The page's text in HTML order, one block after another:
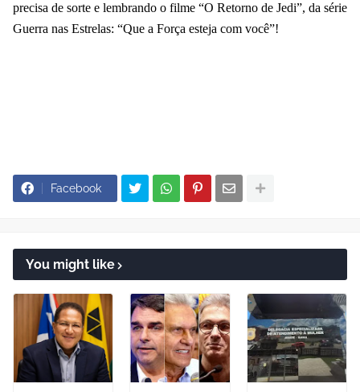
precisa de sorte e lembrando o filme “O Retorno de Jedi”, da série
Guerra nas Estrelas: “Que a Força esteja com você”!
Facebook
You might like